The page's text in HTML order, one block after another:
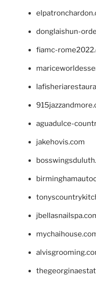
donglaishun-
fiamc-
aguadulce-
jakehovis.com